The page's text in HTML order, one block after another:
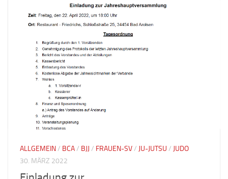
ALLGEMEIN/ BCA/ BJJ / FRAUEN-SV/ JU-JUTSU / JUDO
30. MÄRZ 2022